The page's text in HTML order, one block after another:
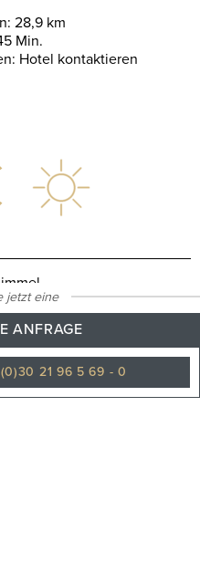
jetzt eine
ANFRAGE
(0)30 21 96 5 69 - 0
28,9 km
Min.
Hotel kontaktieren